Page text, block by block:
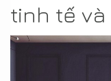
tinh tế